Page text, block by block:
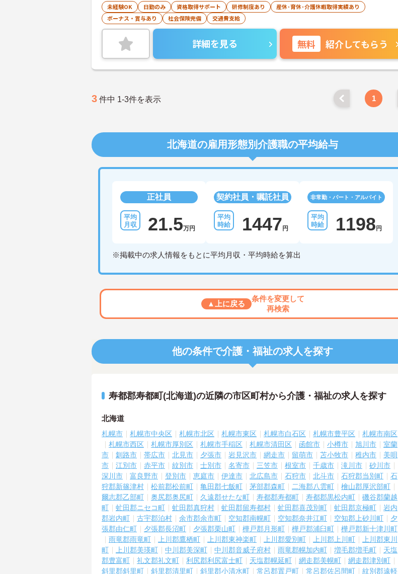
未経験OK 日勤のみ 資格取得サポート 研修制度あり
産休･育休･介護休暇取得実績あり
ボーナス・賞与あり
社会保険完備 交通費支給
詳細を見る 無料 紹介してもらう
3 件中 1-3件を表示 1
北海道の雇用形態別介護職の平均給与
正社員
21.5万円
契約社員・嘱託社員
1447 円
非常勤・パート・アルバイト
1198 円
※掲載中の求人情報をもとに平均月収・平均時給を算出
▲上に戻る
条件を変更して
再検索
他の条件で介護・福祉の求人を探す
寿都郡寿都町(北海道)の近隣の市区町村から介護・福祉の求人を探す
北海道
札幌市 札幌市中央区 札幌市北区 札幌市東区 札幌市白石区 札幌市豊平区
札幌市南区
札幌市西区
札幌市厚別区 札幌市手稲区 札幌市清田区 函館市 小樽市 旭川市
室蘭
市
釧路市 帯広市 北見市 夕張市 岩見沢市 網走市 留萌市 苫小牧市 稚内市
美唄
市
江別市 赤平市 紋別市 士別市 名寄市 三笠市 根室市 千歳市 滝川市
砂川市
深川市
富良野市 登別市 恵庭市 伊達市 北広島市 石狩市 北斗市 石狩郡当別町
石
狩郡新篠津村
松前郡松前町 亀田郡七飯町 茅部郡森町 二海郡八雲町
檜山郡厚沢部町
爾志郡乙部町
奥尻郡奥尻町 久遠郡せたな町 寿都郡寿都町 寿都郡黒松内町
磯谷郡蘭越
町
虻田郡ニセコ町 虻田郡真狩村 虻田郡留寿都村 虻田郡喜茂別町 虻田郡京極町
岩内
郡岩内町
古宇郡泊村 余市郡余市町 空知郡南幌町 空知郡奈井江町 空知郡上砂川町
夕
張郡由仁町
夕張郡長沼町 夕張郡栗山町 樺戸郡月形町 樺戸郡浦臼町
樺戸郡新十津川町
雨竜郡雨竜町
上川郡鷹栖町 上川郡東神楽町 上川郡愛別町 上川郡上川町
上川郡東川
町
上川郡美瑛町 中川郡美深町 中川郡音威子府村 雨竜郡幌加内町 増毛郡増毛町
天塩
郡豊富町
礼文郡礼文町 利尻郡利尻富士町 天塩郡幌延町 網走郡美幌町
網走郡津別町
斜里郡斜里町
斜里郡清里町 斜里郡小清水町 常呂郡置戸町 常呂郡佐呂間町 紋別郡遠軽